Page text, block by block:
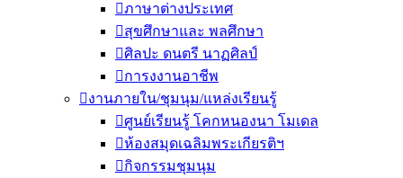
ภาษาต่างประเทศ
สุขศึกษาและ พลศึกษา
ศิลปะ ดนตรี นาฏศิลป์
การงงานอาชีพ
งานภายใน/ชุมนุม/แหล่งเรียนรู้
ศูนย์เรียนรู้ โคกหนองนา โมเดล
ห้องสมุดเฉลิมพระเกียรติฯ
กิจกรรมชุมนุม